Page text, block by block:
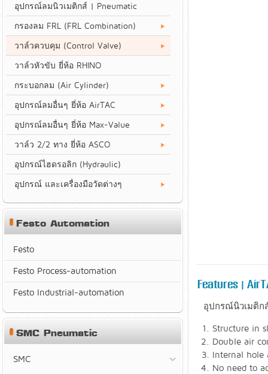
Features |
อุปกรณ์นิวเมติก
Structure in
Double air
Internal hole
No need to
อุปกรณ์ลมนิวเมติกส์ | Pneumatic
กรองลม FRL (FRL Combination)
วาล์วควบคุม (Control Valve)
วาล์วหัวขับ ยี่ห้อ RHINO
กระบอกลม (Air Cylinder)
อุปกรณ์ลมอื่นๆ ยี่ห้อ AirTAC
อุปกรณ์ลมอื่นๆ ยี่ห้อ Max-Value
วาล์ว 2/2 ทาง ยี่ห้อ ASCO
อุปกรณ์ไฮดรอลิก (Hydraulic)
อุปกรณ์ และเครื่องมือวัดต่างๆ
Festo Automation
Festo
Festo Process-automation
Festo Industrial-automation
SMC Pneumatic
SMC